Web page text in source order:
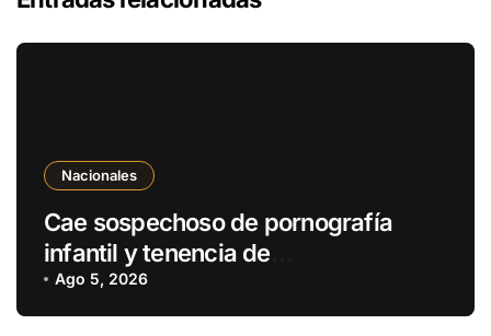
Nacionales
Cae sospechoso de pornografía
infantil y tenencia de
estupefacientes en Fernando de la
Mora
Ago 5, 2026